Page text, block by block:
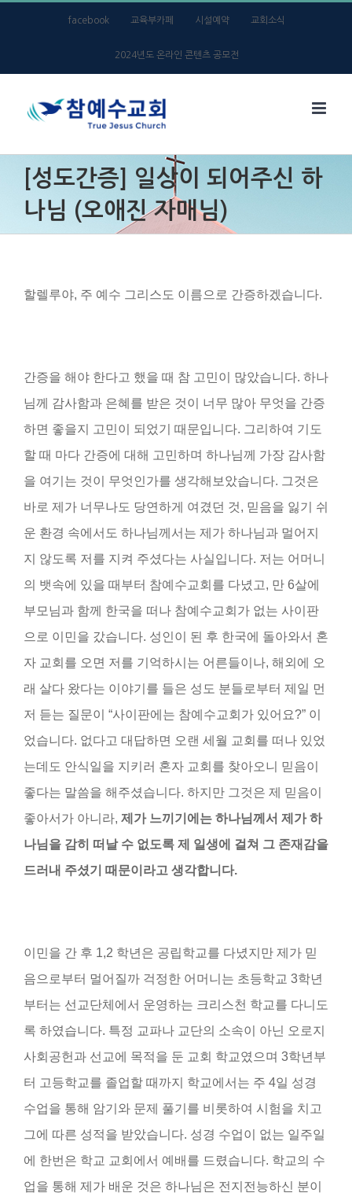
facebook 교육부카페 시설예약 교회소식
2024년도 온라인 콘텐츠 공모전
[성도간증] 일상이 되어주신 하
나님 (오애진 자매님)
할렐루야, 주 예수 그리스도 이름으로 간증하겠습니다.
간증을 해야 한다고 했을 때 참 고민이 많았습니다. 하나
님께 감사함과 은혜를 받은 것이 너무 많아 무엇을 간증
하면 좋을지 고민이 되었기 때문입니다. 그리하여 기도
할 때 마다 간증에 대해 고민하며 하나님께 가장 감사함
을 여기는 것이 무엇인가를 생각해보았습니다. 그것은
바로 제가 너무나도 당연하게 여겼던 것, 믿음을 잃기 쉬
운 환경 속에서도 하나님께서는 제가 하나님과 멀어지
지 않도록 저를 지켜 주셨다는 사실입니다. 저는 어머니
의 뱃속에 있을 때부터 참예수교회를 다녔고, 만 6살에
부모님과 함께 한국을 떠나 참예수교회가 없는 사이판
으로 이민을 갔습니다. 성인이 된 후 한국에 돌아와서 혼
자 교회를 오면 저를 기억하시는 어른들이나, 해외에 오
래 살다 왔다는 이야기를 들은 성도 분들로부터 제일 먼
저 듣는 질문이 “사이판에는 참예수교회가 있어요?” 이
었습니다. 없다고 대답하면 오랜 세월 교회를 떠나 있었
는데도 안식일을 지키러 혼자 교회를 찾아오니 믿음이
좋다는 말씀을 해주셨습니다. 하지만 그것은 제 믿음이
좋아서가 아니라, 제가 느끼기에는 하나님께서 제가 하
나님을 감히 떠날 수 없도록 제 일생에 걸쳐 그 존재감을
드러내 주셨기 때문이라고 생각합니다.
이민을 간 후 1,2 학년은 공립학교를 다녔지만 제가 믿
음으로부터 멀어질까 걱정한 어머니는 초등학교 3학년
부터는 선교단체에서 운영하는 크리스천 학교를 다니도
록 하였습니다. 특정 교파나 교단의 소속이 아닌 오로지
사회공헌과 선교에 목적을 둔 교회 학교였으며 3학년부
터 고등학교를 졸업할 때까지 학교에서는 주 4일 성경
수업을 통해 암기와 문제 풀기를 비롯하여 시험을 치고
그에 따른 성적을 받았습니다. 성경 수업이 없는 일주일
에 한번은 학교 교회에서 예배를 드렸습니다. 학교의 수
업을 통해 제가 배운 것은 하나님은 전지전능하신 분이